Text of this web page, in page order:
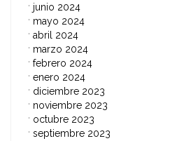
junio 2024
mayo 2024
abril 2024
marzo 2024
febrero 2024
enero 2024
diciembre 2023
noviembre 2023
octubre 2023
septiembre 2023